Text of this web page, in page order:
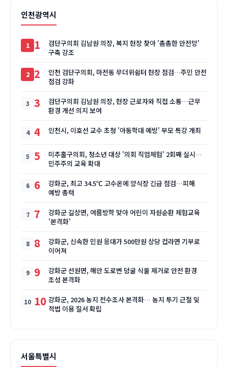
인천광역시
1
검단구의회 김남원 의장, 복지 현장 찾아 '촘촘한 안전망'
구축 강조
2
인천 검단구의회, 마전동 무더위쉼터 현장 점검…주민 안전
점검 강화
3
검단구의회 김남원 의장, 현장 근로자와 직접 소통…근무
환경 개선 의지 보여
4 인천시, 이호선 교수 초청 '아동학대 예방' 부모 특강 개최
5
미추홀구의회, 청소년 대상 '의회 직업체험' 2회째 실시…
민주주의 교육 확대
6
강화군, 최고 34.5℃ 고수온에 양식장 긴급 점검…피해
예방 총력
7
강화군 길상면, 여름방학 맞아 어린이 자원순환 체험교육
'본격화'
8
강화군, 신속한 민원 응대가 500만원 상당 컵라면 기부로
이어져
9
강화군 선원면, 해안 도로변 덩굴 식물 제거로 안전 환경
조성 본격화
10 강화군, 2026 농지 전수조사 본격화… 농지 투기 근절 및
적법 이용 질서 확립
서울특별시